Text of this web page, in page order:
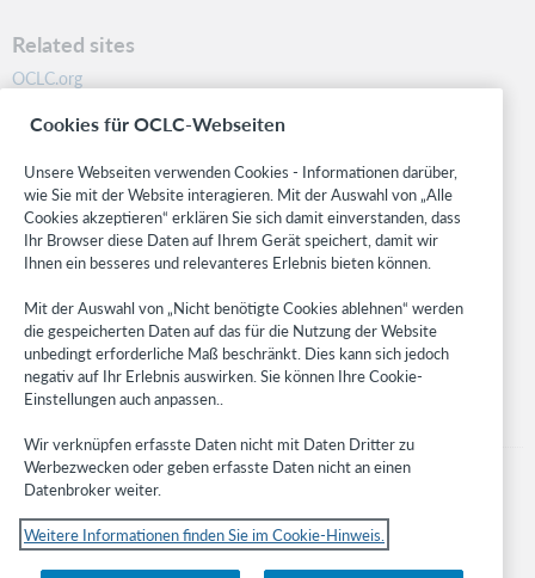
Related sites
OCLC.org
Community
Research
WebJunction
Developer Network
Stay in the know.
Get the latest product updates, research, events, and much more—
right to your inbox.
Subscribe now
© 2023 OCLC
Cookies für OCLC-Webseiten
Unsere Webseiten verwenden Cookies - Informationen darüber,
wie Sie mit der Website interagieren. Mit der Auswahl von „Alle
Cookies akzeptieren“ erklären Sie sich damit einverstanden, dass
Ihr Browser diese Daten auf Ihrem Gerät speichert, damit wir
Ihnen ein besseres und relevanteres Erlebnis bieten können.
Mit der Auswahl von „Nicht benötigte Cookies ablehnen“ werden
die gespeicherten Daten auf das für die Nutzung der Website
unbedingt erforderliche Maß beschränkt. Dies kann sich jedoch
negativ auf Ihr Erlebnis auswirken. Sie können Ihre Cookie-
Einstellungen auch anpassen..
Wir verknüpfen erfasste Daten nicht mit Daten Dritter zu
Werbezwecken oder geben erfasste Daten nicht an einen
Datenbroker weiter.
Weitere Informationen finden Sie im Cookie-Hinweis.